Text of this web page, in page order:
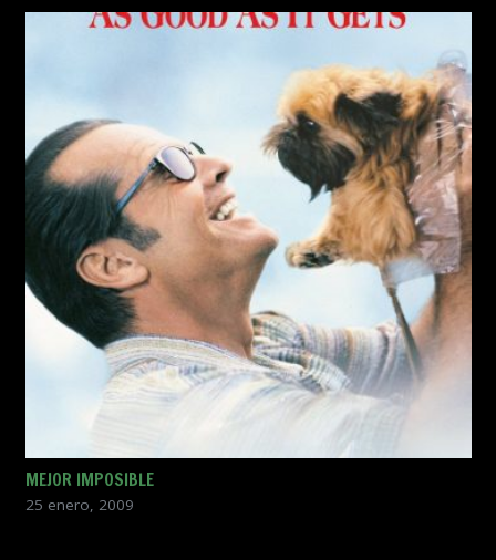
MEJOR IMPOSIBLE
25 enero, 2009